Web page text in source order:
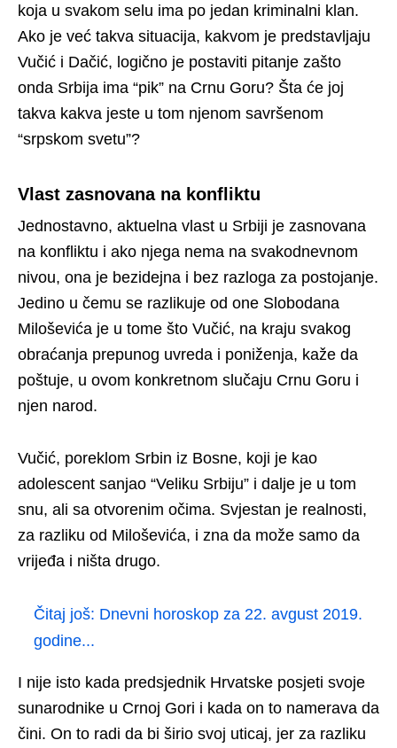
koja u svakom selu ima po jedan kriminalni klan.
Ako je već takva situacija, kakvom je predstavljaju
Vučić i Dačić, logično je postaviti pitanje zašto
onda Srbija ima “pik” na Crnu Goru? Šta će joj
takva kakva jeste u tom njenom savršenom
“srpskom svetu”?
Vlast zasnovana na konfliktu
Jednostavno, aktuelna vlast u Srbiji je zasnovana
na konfliktu i ako njega nema na svakodnevnom
nivou, ona je bezidejna i bez razloga za postojanje.
Jedino u čemu se razlikuje od one Slobodana
Miloševića je u tome što Vučić, na kraju svakog
obraćanja prepunog uvreda i poniženja, kaže da
poštuje, u ovom konkretnom slučaju Crnu Goru i
njen narod.
Vučić, poreklom Srbin iz Bosne, koji je kao
adolescent sanjao “Veliku Srbiju” i dalje je u tom
snu, ali sa otvorenim očima. Svjestan je realnosti,
za razliku od Miloševića, i zna da može samo da
vrijeđa i ništa drugo.
Čitaj još: Dnevni horoskop za 22. avgust 2019.
godine...
I nije isto kada predsjednik Hrvatske posjeti svoje
sunarodnike u Crnoj Gori i kada on to namerava da
čini. On to radi da bi širio svoj uticaj, jer za razliku